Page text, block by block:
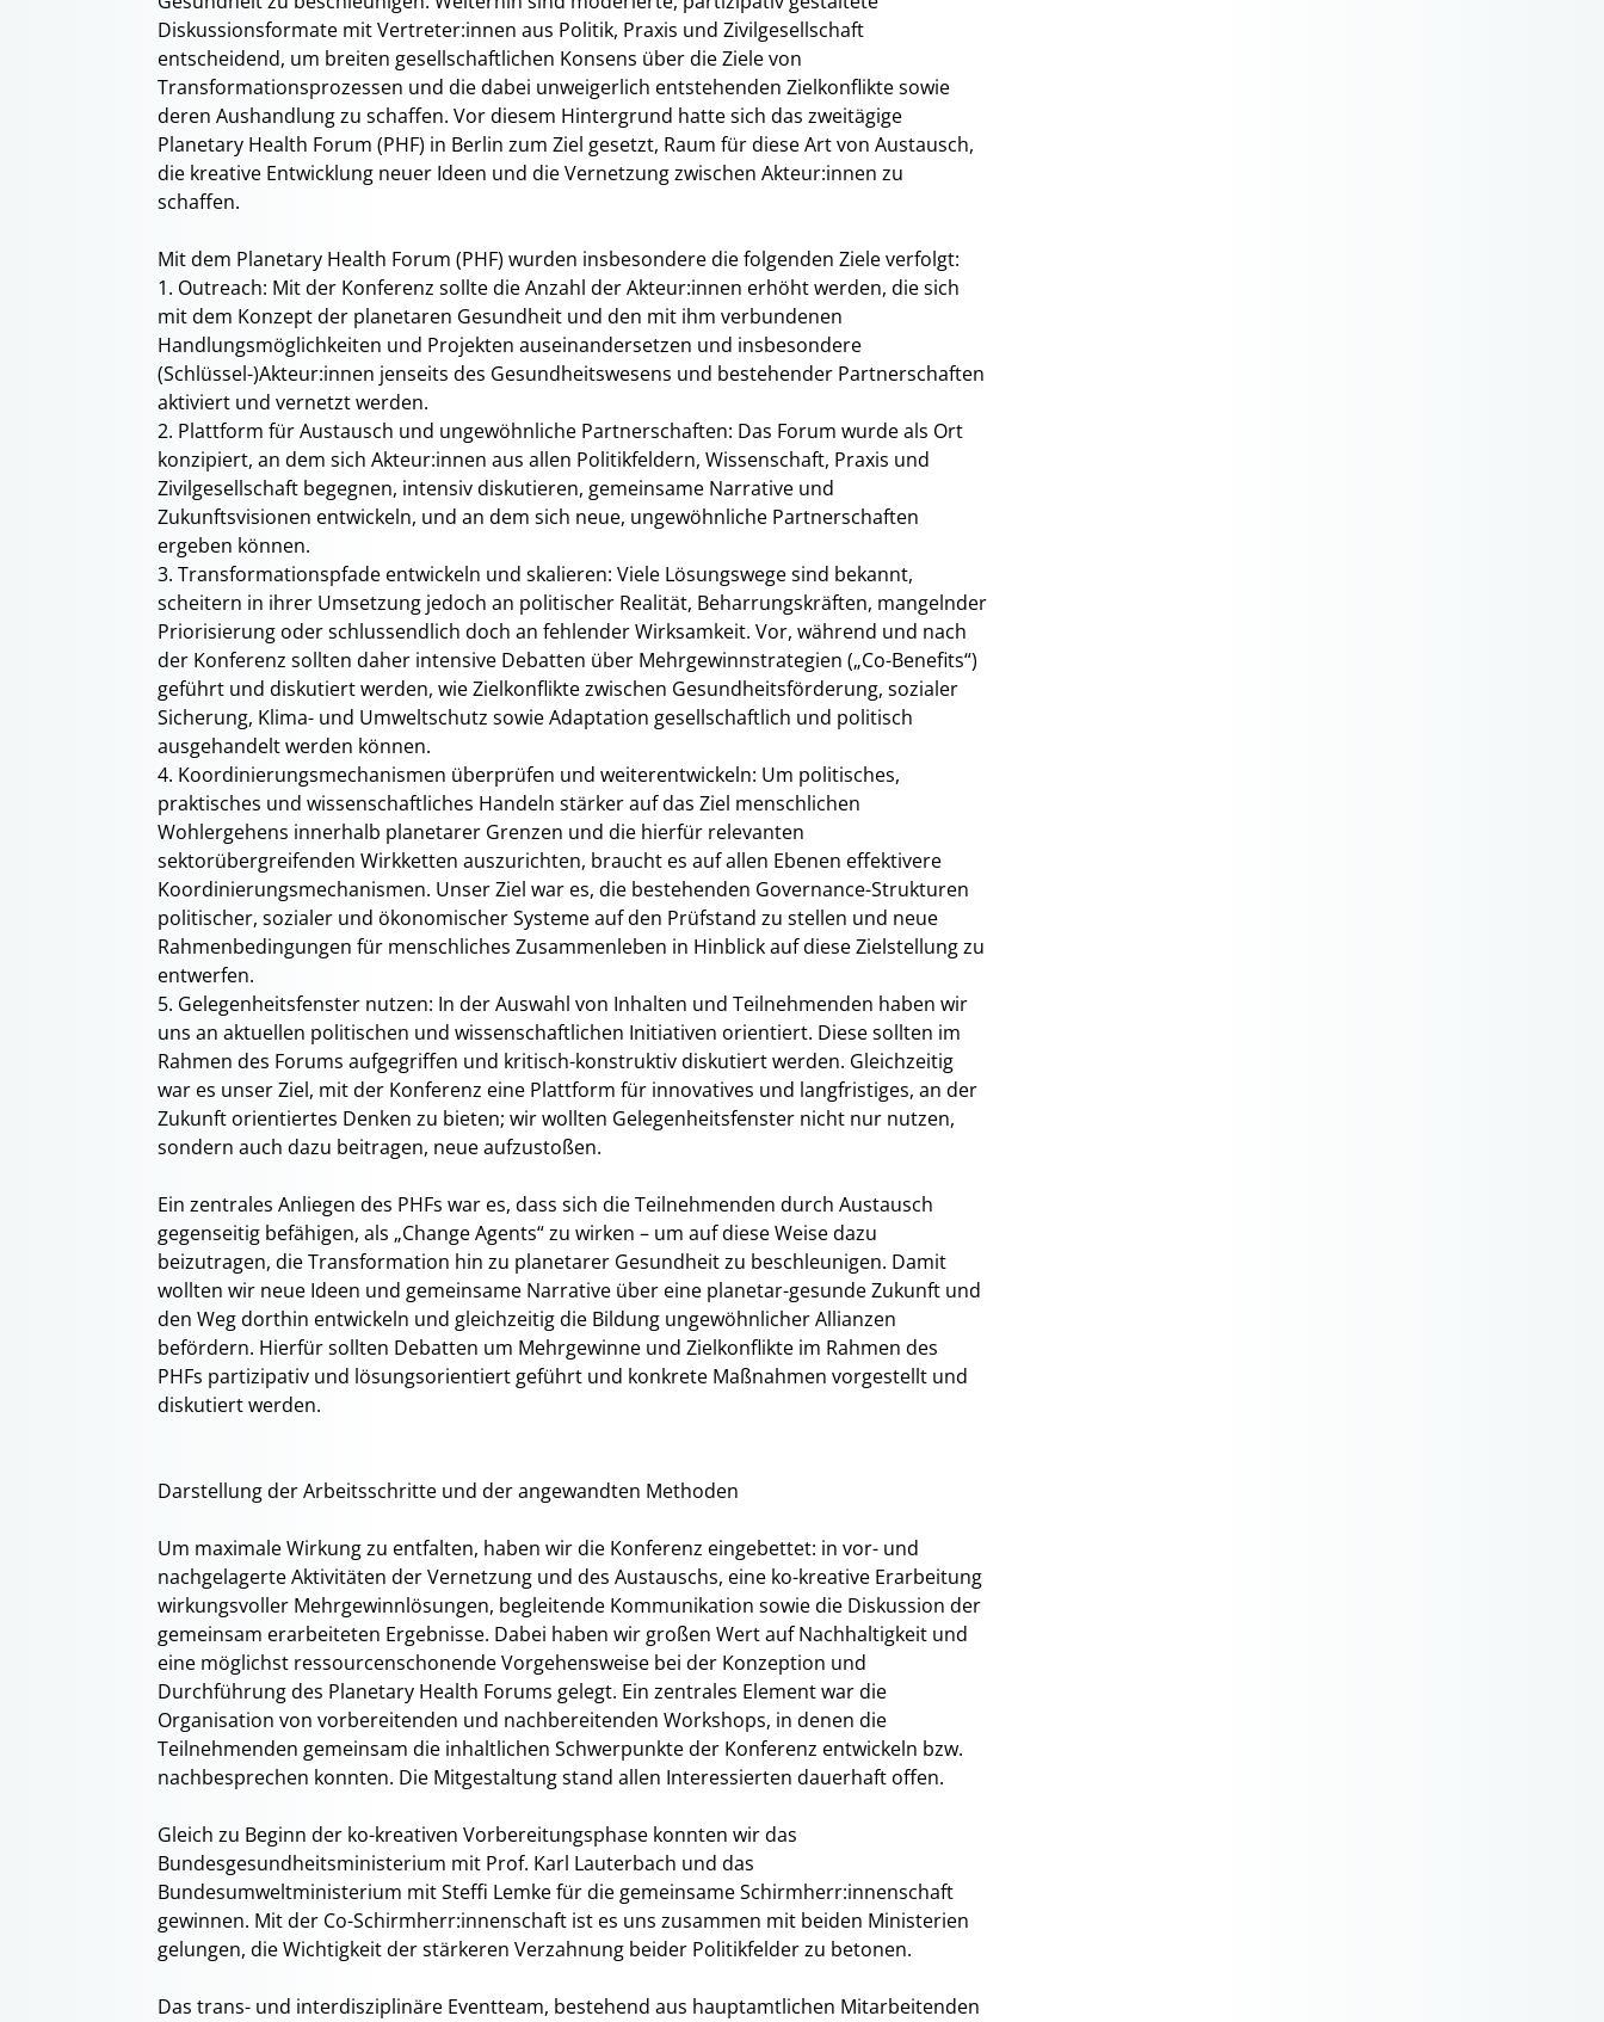
Diskussionsformate mit Vertreter:innen aus Politik, Praxis und Zivilgesellschaft
entscheidend, um breiten gesellschaftlichen Konsens über die Ziele von
Transformationsprozessen und die dabei unweigerlich entstehenden Zielkonflikte sowie
deren Aushandlung zu schaffen. Vor diesem Hintergrund hatte sich das zweitägige
Planetary Health Forum (PHF) in Berlin zum Ziel gesetzt, Raum für diese Art von Austausch,
die kreative Entwicklung neuer Ideen und die Vernetzung zwischen Akteur:innen zu
schaffen.
Mit dem Planetary Health Forum (PHF) wurden insbesondere die folgenden Ziele verfolgt:
1. Outreach: Mit der Konferenz sollte die Anzahl der Akteur:innen erhöht werden, die sich
mit dem Konzept der planetaren Gesundheit und den mit ihm verbundenen
Handlungsmöglichkeiten und Projekten auseinandersetzen und insbesondere
(Schlüssel-)Akteur:innen jenseits des Gesundheitswesens und bestehender Partnerschaften
aktiviert und vernetzt werden.
2. Plattform für Austausch und ungewöhnliche Partnerschaften: Das Forum wurde als Ort
konzipiert, an dem sich Akteur:innen aus allen Politikfeldern, Wissenschaft, Praxis und
Zivilgesellschaft begegnen, intensiv diskutieren, gemeinsame Narrative und
Zukunftsvisionen entwickeln, und an dem sich neue, ungewöhnliche Partnerschaften
ergeben können.
3. Transformationspfade entwickeln und skalieren: Viele Lösungswege sind bekannt,
scheitern in ihrer Umsetzung jedoch an politischer Realität, Beharrungskräften, mangelnder
Priorisierung oder schlussendlich doch an fehlender Wirksamkeit. Vor, während und nach
der Konferenz sollten daher intensive Debatten über Mehrgewinnstrategien („Co-Benefits“)
geführt und diskutiert werden, wie Zielkonflikte zwischen Gesundheitsförderung, sozialer
Sicherung, Klima- und Umweltschutz sowie Adaptation gesellschaftlich und politisch
ausgehandelt werden können.
4. Koordinierungsmechanismen überprüfen und weiterentwickeln: Um politisches,
praktisches und wissenschaftliches Handeln stärker auf das Ziel menschlichen
Wohlergehens innerhalb planetarer Grenzen und die hierfür relevanten
sektorübergreifenden Wirkketten auszurichten, braucht es auf allen Ebenen effektivere
Koordinierungsmechanismen. Unser Ziel war es, die bestehenden Governance-Strukturen
politischer, sozialer und ökonomischer Systeme auf den Prüfstand zu stellen und neue
Rahmenbedingungen für menschliches Zusammenleben in Hinblick auf diese Zielstellung zu
entwerfen.
5. Gelegenheitsfenster nutzen: In der Auswahl von Inhalten und Teilnehmenden haben wir
uns an aktuellen politischen und wissenschaftlichen Initiativen orientiert. Diese sollten im
Rahmen des Forums aufgegriffen und kritisch-konstruktiv diskutiert werden. Gleichzeitig
war es unser Ziel, mit der Konferenz eine Plattform für innovatives und langfristiges, an der
Zukunft orientiertes Denken zu bieten; wir wollten Gelegenheitsfenster nicht nur nutzen,
sondern auch dazu beitragen, neue aufzustoßen.
Ein zentrales Anliegen des PHFs war es, dass sich die Teilnehmenden durch Austausch
gegenseitig befähigen, als „Change Agents“ zu wirken – um auf diese Weise dazu
beizutragen, die Transformation hin zu planetarer Gesundheit zu beschleunigen. Damit
wollten wir neue Ideen und gemeinsame Narrative über eine planetar-gesunde Zukunft und
den Weg dorthin entwickeln und gleichzeitig die Bildung ungewöhnlicher Allianzen
befördern. Hierfür sollten Debatten um Mehrgewinne und Zielkonflikte im Rahmen des
PHFs partizipativ und lösungsorientiert geführt und konkrete Maßnahmen vorgestellt und
diskutiert werden.
Darstellung der Arbeitsschritte und der angewandten Methoden
Um maximale Wirkung zu entfalten, haben wir die Konferenz eingebettet: in vor- und
nachgelagerte Aktivitäten der Vernetzung und des Austauschs, eine ko-kreative Erarbeitung
wirkungsvoller Mehrgewinnlösungen, begleitende Kommunikation sowie die Diskussion der
gemeinsam erarbeiteten Ergebnisse. Dabei haben wir großen Wert auf Nachhaltigkeit und
eine möglichst ressourcenschonende Vorgehensweise bei der Konzeption und
Durchführung des Planetary Health Forums gelegt. Ein zentrales Element war die
Organisation von vorbereitenden und nachbereitenden Workshops, in denen die
Teilnehmenden gemeinsam die inhaltlichen Schwerpunkte der Konferenz entwickeln bzw.
nachbesprechen konnten. Die Mitgestaltung stand allen Interessierten dauerhaft offen.
Gleich zu Beginn der ko-kreativen Vorbereitungsphase konnten wir das
Bundesgesundheitsministerium mit Prof. Karl Lauterbach und das
Bundesumweltministerium mit Steffi Lemke für die gemeinsame Schirmherr:innenschaft
gewinnen. Mit der Co-Schirmherr:innenschaft ist es uns zusammen mit beiden Ministerien
gelungen, die Wichtigkeit der stärkeren Verzahnung beider Politikfelder zu betonen.
Das trans- und interdisziplinäre Eventteam, bestehend aus hauptamtlichen Mitarbeitenden